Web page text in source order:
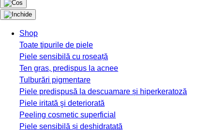
Shop
Toate tipurile de piele
Piele sensibilă cu roșeață
Ten gras, predispus la acnee
Tulburări pigmentare
Piele predispusă la descuamare și hiperkeratoză
Piele iritată şi deteriorată
Peeling cosmetic superficial
Piele sensibilă și deshidratată